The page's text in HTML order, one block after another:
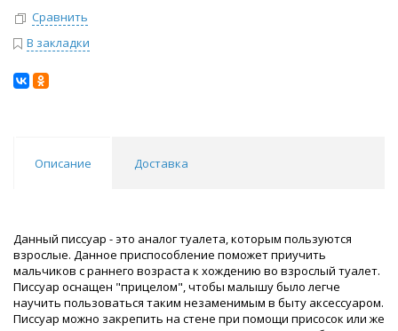
Сравнить
В закладки
Описание Доставка
Данный писсуар - это аналог туалета, которым пользуются
взрослые. Данное приспособление поможет приучить
мальчиков с раннего возраста к хождению во взрослый туалет.
Писсуар оснащен "прицелом", чтобы малышу было легче
научить пользоваться таким незаменимым в быту аксессуаром.
Писсуар можно закрепить на стене при помощи присосок или же